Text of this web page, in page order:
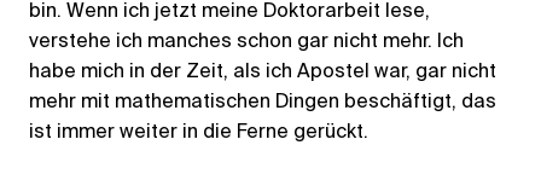
bin. Wenn ich jetzt meine Doktorarbeit lese,
verstehe ich manches schon gar nicht mehr. Ich
habe mich in der Zeit, als ich Apostel war, gar nicht
mehr mit mathematischen Dingen beschäftigt, das
ist immer weiter in die Ferne gerückt.